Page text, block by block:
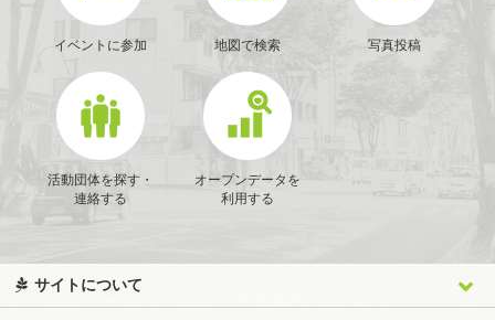
イベントに参加 地図で検索 写真投稿
活動団体を探す・
連絡する
オープンデータを
利用する
サイトについて